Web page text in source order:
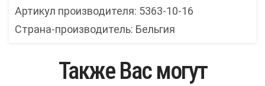
Артикул производителя: 5363-10-16
Страна-производитель: Бельгия
Также Вас могут